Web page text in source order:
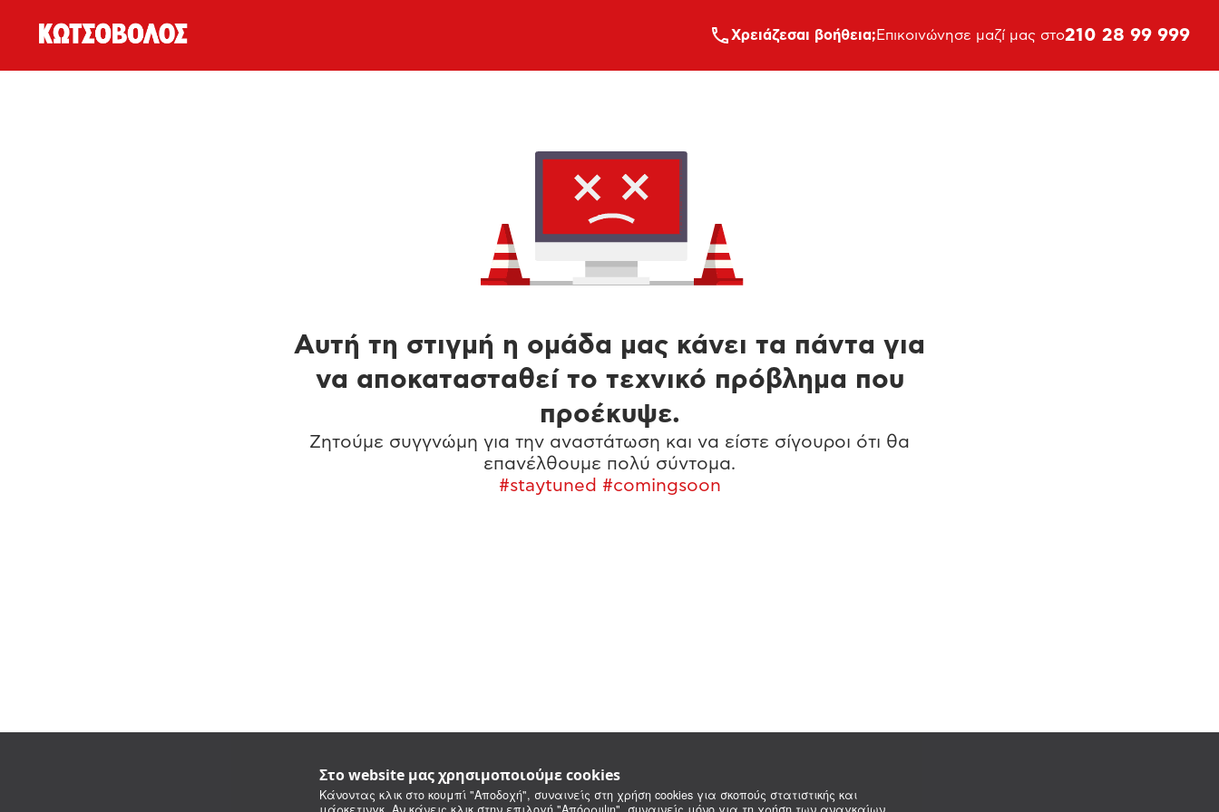
Στο website μας χρησιμοποιούμε cookies
Κάνοντας κλικ στο κουμπί "Αποδοχή", συναινείς στη χρήση cookies για σκοπούς στατιστικής και
Xρειάζεσαι βοήθεια; Επικοινώνησε μαζί μας στο210 28 99 999
Αυτή τη στιγμή η ομάδα μας κάνει τα πάντα για
να αποκατασταθεί το τεχνικό πρόβλημα που
προέκυψε.
Ζητούμε συγγνώμη για την αναστάτωση και να είστε σίγουροι ότι θα
επανέλθουμε πολύ σύντομα.
#staytuned #comingsoon